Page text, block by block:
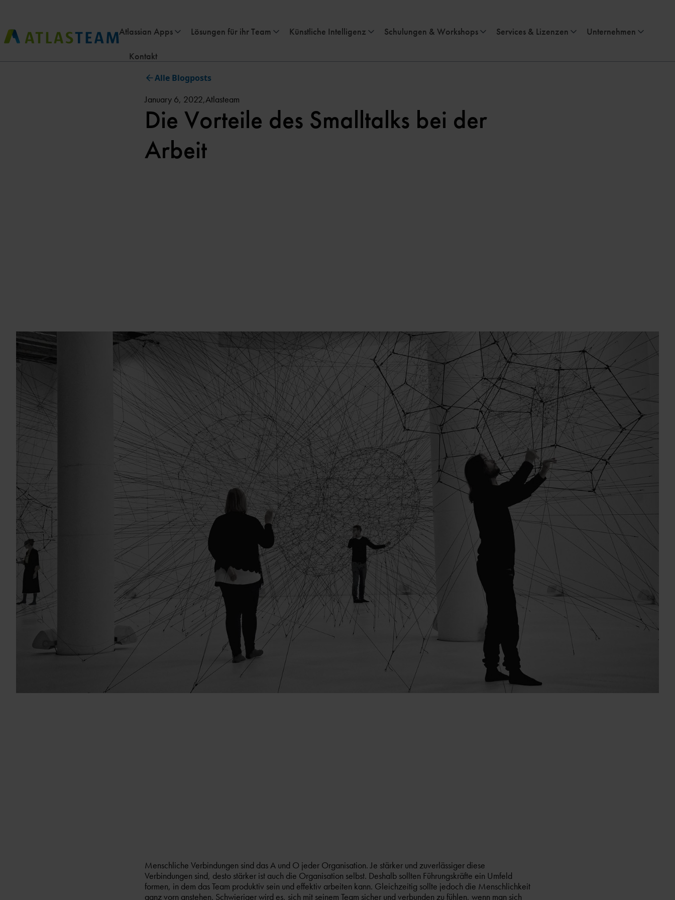
Atlassian Apps Lösungen für ihr Team Künstliche Intelligenz Schulungen & Workshops Services & Lizenzen Unternehmen
Kontakt
Alle Blogposts
January 6, 2022,Atlasteam
Die Vorteile des Smalltalks bei der
Arbeit
Menschliche Verbindungen sind das A und O jeder Organisation. Je stärker und zuverlässiger diese
Verbindungen sind, desto stärker ist auch die Organisation selbst. Deshalb sollten Führungskräfte ein Umfeld
formen, in dem das Team produktiv sein und effektiv arbeiten kann. Gleichzeitig sollte jedoch die Menschlichkeit
ganz vorn anstehen. Schwieriger wird es, sich mit seinem Team sicher und verbunden zu fühlen, wenn man sich